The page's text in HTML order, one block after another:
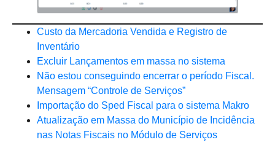
Custo da Mercadoria Vendida e Registro de
Inventário
Excluir Lançamentos em massa no sistema
Não estou conseguindo encerrar o período Fiscal.
Mensagem “Controle de Serviços”
Importação do Sped Fiscal para o sistema Makro
Atualização em Massa do Município de Incidência
nas Notas Fiscais no Módulo de Serviços